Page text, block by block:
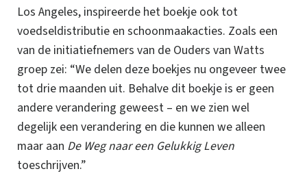
Los Angeles, inspireerde het boekje ook tot
voedseldistributie en schoonmaakacties. Zoals een
van de initiatiefnemers van de Ouders van Watts
groep zei: “We delen deze boekjes nu ongeveer twee
tot drie maanden uit. Behalve dit boekje is er geen
andere verandering geweest – en we zien wel
degelijk een verandering en die kunnen we alleen
maar aan De Weg naar een Gelukkig Leven
toeschrijven.”